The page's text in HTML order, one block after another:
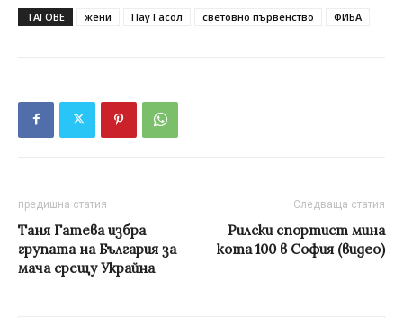
ТАГОВЕ жени Пау Гасол световно първенство ФИБА
предишна статия
Таня Гатева избра
групата на България за
мача срещу Украйна
Следваща статия
Рилски спортист мина
кота 100 в София (видео)